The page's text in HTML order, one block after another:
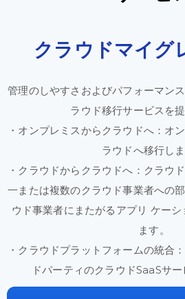
クラウドマイグ
管理のしやすさ およびパフォーマンス
ラウド移行サービスを
・オンプレミス から クラウドへ ：オ
ラウドへ移行し
・クラウドから クラウドへ ：クラウ
一 または複数のクラウド事業者への
ウド事業者に またがる アプリ ケーシ
ます。
・クラウドプラットフォームの統合
ドパーティのクラウドSaaSサー